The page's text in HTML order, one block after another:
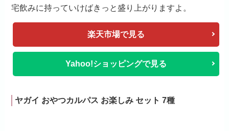
宅飲みに持っていけばきっと盛り上がりますよ。
楽天市場で見る
Yahoo!ショッピングで見る
ヤガイ おやつカルパス お楽しみ セット 7種